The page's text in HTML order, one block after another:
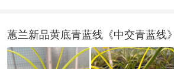
蕙兰新品黄底青蓝线《中交青蓝线》